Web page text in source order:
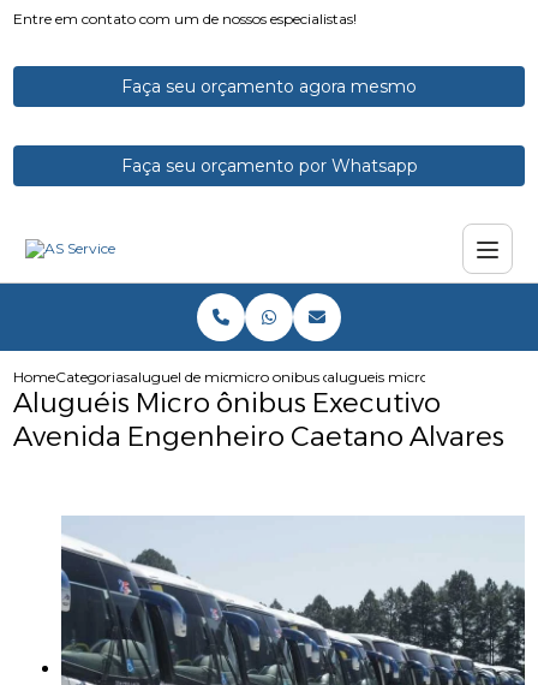
Entre em contato com um de nossos especialistas!
Faça seu orçamento agora mesmo
Faça seu orçamento por Whatsapp
HomeCategoriasaluguel de micro onibusmicro onibus com banheiro aluguel
alugueis micro onibus
Aluguéis Micro ônibus Executivo
Avenida Engenheiro Caetano Alvares